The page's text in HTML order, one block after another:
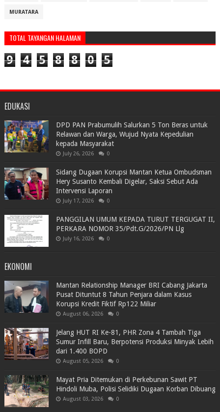
MURATARA
TOTAL TAYANGAN HALAMAN
9 4 5 8 8 0 5
EDUKASI
DPD PAN Prabumulih Salurkan 5 Ton Beras untuk
Relawan dan Warga, Wujud Nyata Kepedulian
kepada Masyarakat
July 26, 2026 0
Sidang Dugaan Korupsi Mantan Ketua Ombudsman
Hery Susanto Kembali Digelar, Saksi Sebut Ada
Intervensi Laporan
July 17, 2026 0
PANGGILAN UMUM KEPADA TURUT TERGUGAT II,
PERKARA NOMOR 35/Pdt.G/2026/PN Llg
July 16, 2026 0
EKONOMI
Mantan Relationship Manager BRI Cabang Jakarta
Pusat Dituntut 8 Tahun Penjara dalam Kasus
Korupsi Kredit Fiktif Rp122 Miliar
August 06, 2026 0
Jelang HUT RI Ke-81, PHR Zona 4 Tambah Tiga
Sumur Infill Baru, Berpotensi Produksi Minyak Lebih
dari 1.400 BOPD
August 05, 2026 0
Mayat Pria Ditemukan di Perkebunan Sawit PT
Hindoli Muba, Polisi Selidiki Dugaan Korban Dibuang
August 03, 2026 0